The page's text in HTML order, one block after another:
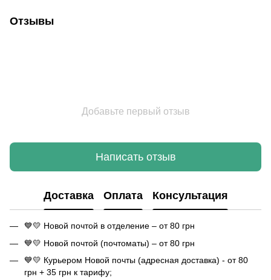
Отзывы
Добавьте первый отзыв
Написать отзыв
Доставка Оплата Консультация
💙💛 Новой почтой в отделение – от 80 грн
💙💛 Новой почтой (почтоматы) – от 80 грн
💙💛 Курьером Новой почты (адресная доставка) - от 80
грн + 35 грн к тарифу;